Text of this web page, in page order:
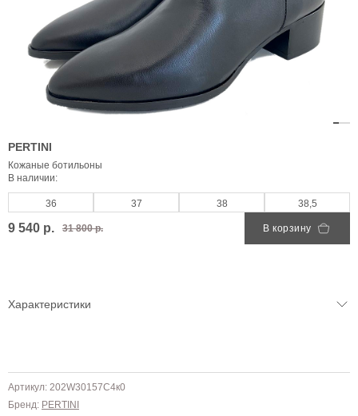
PERTINI
Кожаные ботильоны
В наличии:
36 37 38 38,5
9 540 р. 31 800 р. В корзину
Характеристики
Артикул: 202W30157C4к0
Бренд: PERTINI